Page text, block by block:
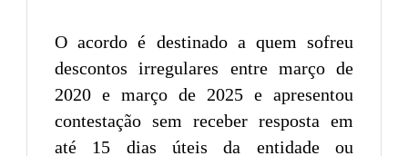
O acordo é destinado a quem sofreu
descontos irregulares entre março de
2020 e março de 2025 e apresentou
contestação sem receber resposta em
até 15 dias úteis da entidade ou